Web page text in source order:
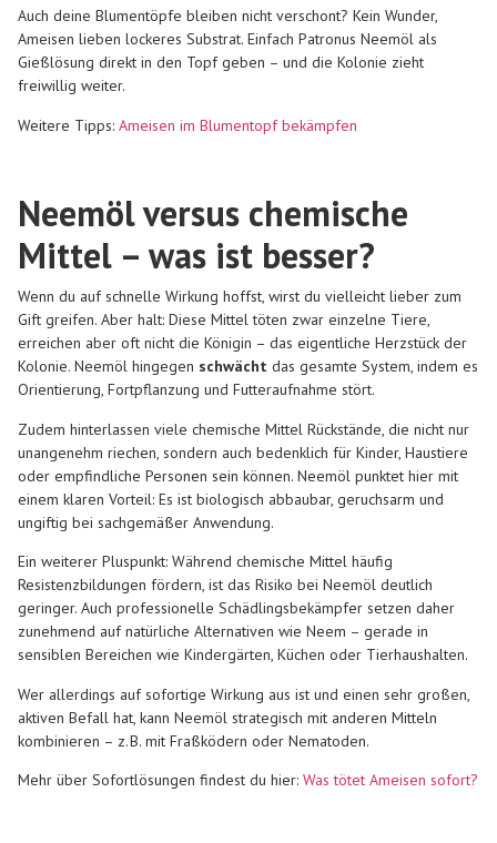
Auch deine Blumentöpfe bleiben nicht verschont? Kein Wunder,
Ameisen lieben lockeres Substrat. Einfach Patronus Neemöl als
Gießlösung direkt in den Topf geben – und die Kolonie zieht
freiwillig weiter.
Weitere Tipps: Ameisen im Blumentopf bekämpfen
Neemöl versus chemische
Mittel – was ist besser?
Wenn du auf schnelle Wirkung hoffst, wirst du vielleicht lieber zum
Gift greifen. Aber halt: Diese Mittel töten zwar einzelne Tiere,
erreichen aber oft nicht die Königin – das eigentliche Herzstück der
Kolonie. Neemöl hingegen schwächt das gesamte System, indem es
Orientierung, Fortpflanzung und Futteraufnahme stört.
Zudem hinterlassen viele chemische Mittel Rückstände, die nicht nur
unangenehm riechen, sondern auch bedenklich für Kinder, Haustiere
oder empfindliche Personen sein können. Neemöl punktet hier mit
einem klaren Vorteil: Es ist biologisch abbaubar, geruchsarm und
ungiftig bei sachgemäßer Anwendung.
Ein weiterer Pluspunkt: Während chemische Mittel häufig
Resistenzbildungen fördern, ist das Risiko bei Neemöl deutlich
geringer. Auch professionelle Schädlingsbekämpfer setzen daher
zunehmend auf natürliche Alternativen wie Neem – gerade in
sensiblen Bereichen wie Kindergärten, Küchen oder Tierhaushalten.
Wer allerdings auf sofortige Wirkung aus ist und einen sehr großen,
aktiven Befall hat, kann Neemöl strategisch mit anderen Mitteln
kombinieren – z. B. mit Fraßködern oder Nematoden.
Mehr über Sofortlösungen findest du hier: Was tötet Ameisen sofort?